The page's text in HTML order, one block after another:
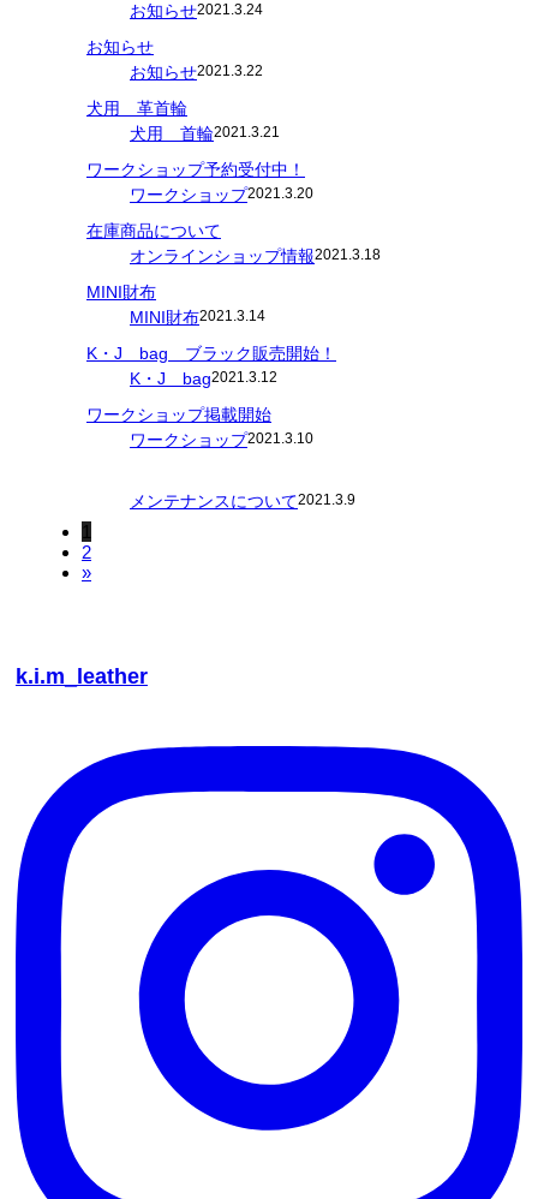
お知らせ2021.3.24
お知らせ
お知らせ2021.3.22
犬用 革首輪
犬用 首輪2021.3.21
ワークショップ予約受付中！
ワークショップ2021.3.20
在庫商品について
オンラインショップ情報2021.3.18
MINI財布
MINI財布2021.3.14
K・J bag ブラック販売開始！
K・J bag2021.3.12
ワークショップ掲載開始
ワークショップ2021.3.10
メンテナンスについて2021.3.9
1
2
»
k.i.m_leather